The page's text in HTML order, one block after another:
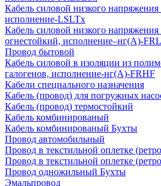
Кабель силовой низкого
исполнение-LSLTx
Кабель силовой низкого
огнестойкий, исполнение–нг(А)-
Провод бытовой
Кабель силовой в изоляции из
галогенов, исполнение-нг(А)-FRHF
Кабели специального назначения
Кабель (провод) для погружных
Кабель (провод) термостойкий
Кабель комбинированый
Кабель комбинированый Бухты
Провод автомобильный
Провод в текстильной оплетке
Провод в текстильной оплетке
Провод одножильный Бухты
Эмальпровод